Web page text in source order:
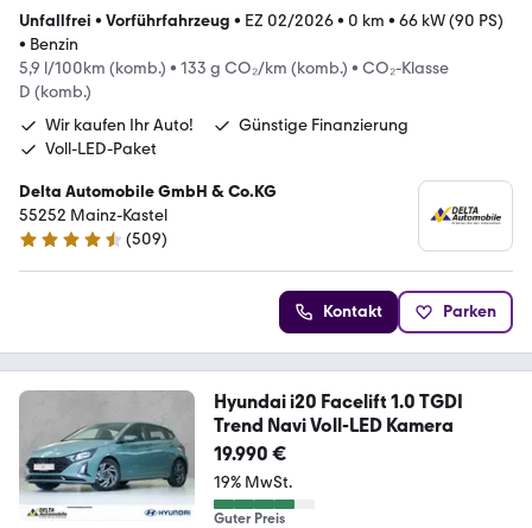
Unfallfrei • Vorführfahrzeug • EZ 02/2026• 0 km • 66 kW (90 PS)
• Benzin
5,9 l/100km (komb.) • 133 g CO₂/km (komb.) • CO₂-Klasse
D (komb.)
Wir kaufen Ihr Auto!
Günstige Finanzierung
Voll-LED-Paket
Delta Automobile GmbH & Co.KG
55252 Mainz-Kastel
4.7 Sterne
(509)
Kontakt Parken
Hyundai i20 Facelift 1.0 TGDI
Trend Navi Voll-LED Kamera
19.990 €
19% MwSt.
Guter Preis